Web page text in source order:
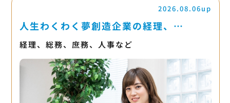
2026.08.06up
人生わくわく夢創造企業の経理、…
経理、総務、庶務、人事など